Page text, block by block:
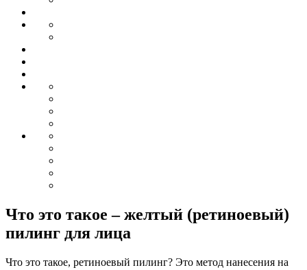
Что это такое – желтый (ретиноевый)
пилинг для лица
Что это такое, ретиноевый пилинг? Это метод нанесения на